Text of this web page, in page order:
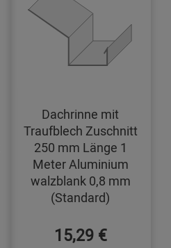
Dachrinne mit
Traufblech Zuschnitt
250 mm Länge 1
Meter Aluminium
walzblank 0,8 mm
(Standard)
15,29 €